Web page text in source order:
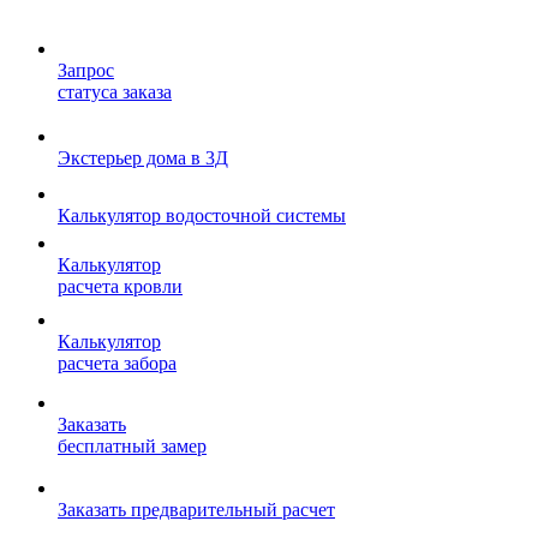
Запрос
статуса заказа
Экстерьер дома в 3Д
Калькулятор водосточной системы
Калькулятор
расчета кровли
Калькулятор
расчета забора
Заказать
бесплатный замер
Заказать предварительный расчет